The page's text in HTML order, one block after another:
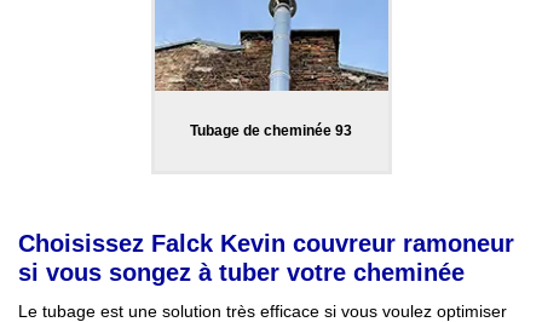
Tubage de cheminée 93
Choisissez Falck Kevin couvreur ramoneur
si vous songez à tuber votre cheminée
Le tubage est une solution très efficace si vous voulez optimiser